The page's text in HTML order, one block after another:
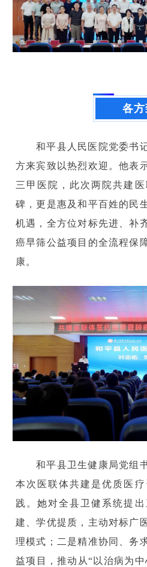
各
和平县人民医院党委书
方来宾致以热烈欢迎。他表
三甲医院，此次两院共建
碑，更是惠及和平百姓的民
机遇，全方位对标先进、补
癌早筛公益项目的全流程保
康。
和平县卫生健康局党组
本次医联体共建是优质医
践。她对全县卫健系统提
建、学优提质，主动对标广
理模式；二是精准协同、务
益项目，推动从“以治病为